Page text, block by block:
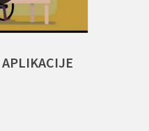
APLIKACIJE